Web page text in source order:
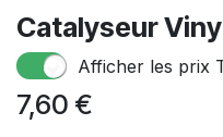
Catalyseur
Afficher les prix
7,60 €